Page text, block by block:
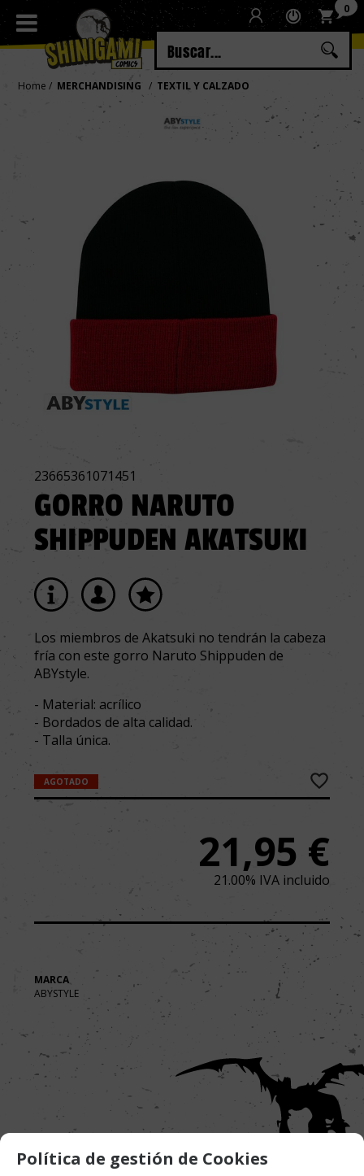
Regístrate
Iniciar sesión 0
Home MERCHANDISING TEXTIL Y CALZADO
23665361071451
GORRO NARUTO
SHIPPUDEN AKATSUKI
Los miembros de Akatsuki no tendrán la cabeza
fría con este gorro Naruto Shippuden de
ABYstyle.
- Material: acrílico
- Bordados de alta calidad.
- Talla única.
AGOTADO
21,95 €
21.00% IVA incluido
MARCA
ABYSTYLE
Política de gestión de Cookies